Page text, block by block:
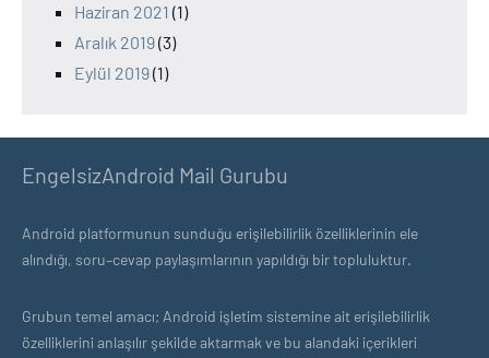
Haziran 2021 (1)
Aralık 2019(3)
Eylül 2019(1)
EngelsizAndroid Mail Gurubu
Android platformunun sunduğu erişilebilirlik özelliklerinin ele
alındığı, soru–cevap paylaşımlarının yapıldığı bir topluluktur.
Grubun temel amacı; Android işletim sistemine ait erişilebilirlik
özelliklerini anlaşılır şekilde aktarmak ve bu alandaki içerikleri